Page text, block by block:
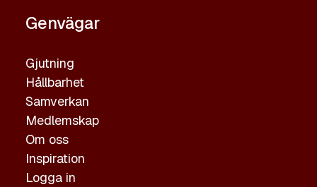
Genvägar
Gjutning
Hållbarhet
Samverkan
Medlemskap
Om oss
Inspiration
Logga in